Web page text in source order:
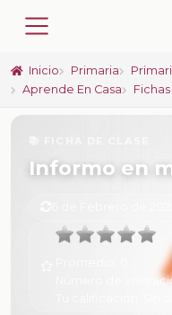
Inicio Primaria
Aprende En Casa
Informo en
6 de Febrero de 2025
Número de